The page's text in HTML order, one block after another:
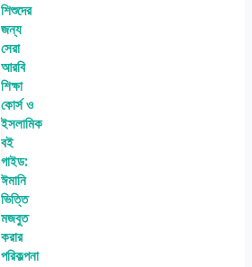
শিশুদের
জন্য
সেরা
আরবি
শিক্ষা
কোর্স ও
ইসলামিক
বই
গাইড:
ঈমানি
ভিত্তি
মজবুত
করার
পরিকল্পনা